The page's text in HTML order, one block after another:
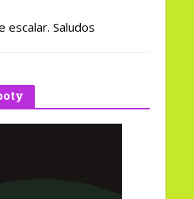
escalar. Saludos